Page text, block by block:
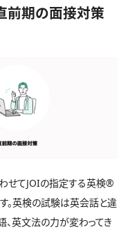
前期の面接対策
せてJOIの指定する英検®️
。英検の試験は英会話と違
英文法の力が変わってき